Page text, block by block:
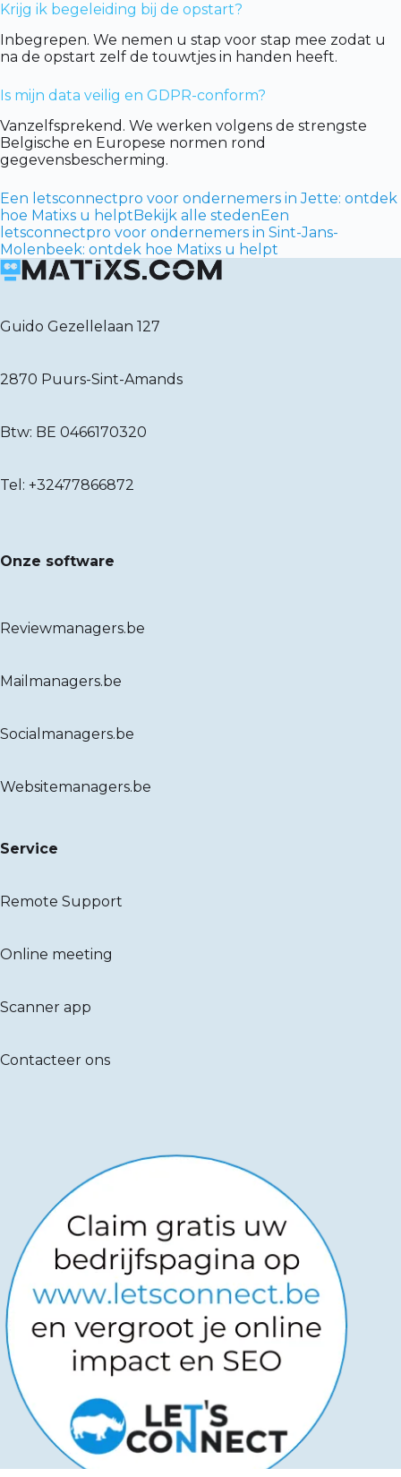
Krijg ik begeleiding bij de opstart?
Inbegrepen. We nemen u stap voor stap mee zodat u
na de opstart zelf de touwtjes in handen heeft.
Is mijn data veilig en GDPR-conform?
Vanzelfsprekend. We werken volgens de strengste
Belgische en Europese normen rond
gegevensbescherming.
Een letsconnectpro voor ondernemers in Jette: ontdek
hoe Matixs u helptBekijk alle stedenEen
letsconnectpro voor ondernemers in Sint-Jans-
Molenbeek: ontdek hoe Matixs u helpt
Guido Gezellelaan 127
2870 Puurs-Sint-Amands
Btw: BE 0466170320
Tel: +32477866872
Onze software
Reviewmanagers.be
Mailmanagers.be
Socialmanagers.be
Websitemanagers.be
Service
Remote Support
Online meeting
Scanner app
Contacteer ons